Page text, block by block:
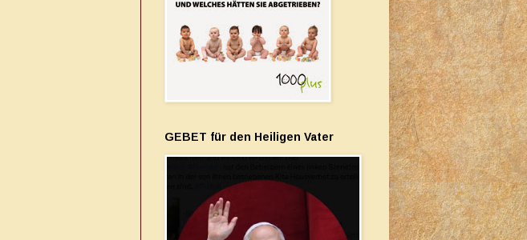
GEBET für den Heiligen Vater